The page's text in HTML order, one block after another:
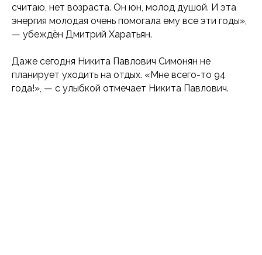
считаю, нет возраста. Он юн, молод душой. И эта
энергия молодая очень помогала ему все эти годы»,
— убеждён Дмитрий Харатьян.
Даже сегодня Никита Павлович Симонян не
планирует уходить на отдых. «Мне всего-то 94
года!», — с улыбкой отмечает Никита Павлович.